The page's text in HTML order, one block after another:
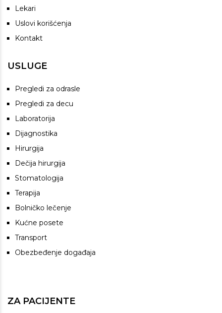
Lekari
Uslovi korišćenja
Kontakt
USLUGE
Pregledi za odrasle
Pregledi za decu
Laboratorija
Dijagnostika
Hirurgija
Dečija hirurgija
Stomatologija
Terapija
Bolničko lečenje
Kućne posete
Transport
Obezbeđenje događaja
ZA PACIJENTE